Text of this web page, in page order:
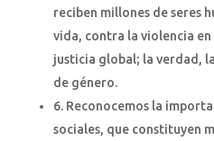
reciben millones de seres
vida, contra la violencia en
justicia global; la verdad,
de género.
6. Reconocemos la
sociales, que constituyen